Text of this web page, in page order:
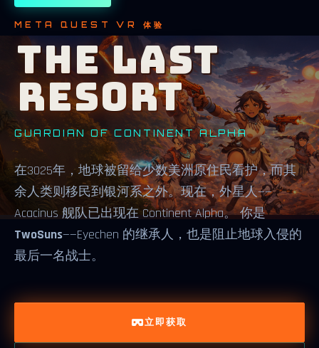
META QUEST VR 体验
THE LAST
RESORT
GUARDIAN OF CONTINENT ALPHA
在3025年，地球被留给少数美洲原住民看护，而其
余人类则移民到银河系之外。现在，外星人——
Acacinus 舰队已出现在 Continent Alpha。 你是
TwoSuns——Eyechen 的继承人，也是阻止地球入侵的
最后一名战士。
立即获取